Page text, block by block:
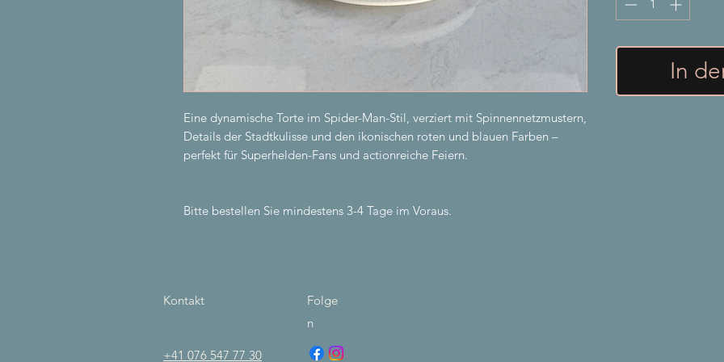
Eine dynamische Torte im Spider-Man-Stil, verziert mit Spinnennetzmustern,
Details der Stadtkulisse und den ikonischen roten und blauen Farben –
perfekt für Superhelden-Fans und actionreiche Feiern.
Bitte bestellen Sie mindestens 3-4 Tage im Voraus.
In
Kontakt
+41 076 547 77 30
Folge
n